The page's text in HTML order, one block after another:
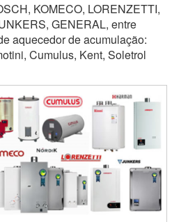
KOMECO, LORENZETTI,
GENERAL, entre
aquecedor de acumulação:
Cumulus, Kent, Soletrol